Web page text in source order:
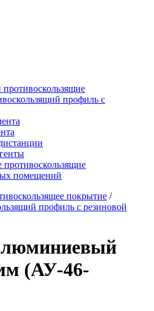
профиль с
помещений
покрытие /
профиль с резиновой
(АУ-46-